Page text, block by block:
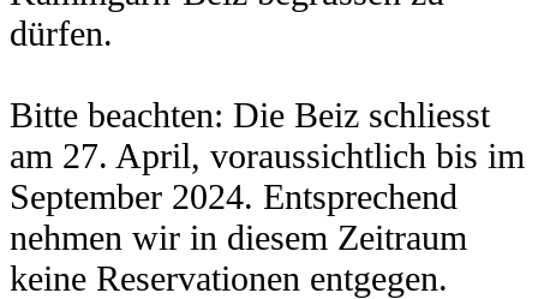
dürfen.
Bitte beachten: Die Beiz schliesst
am 27. April, voraussichtlich bis im
September 2024. Entsprechend
nehmen wir in diesem Zeitraum
keine Reservationen entgegen.